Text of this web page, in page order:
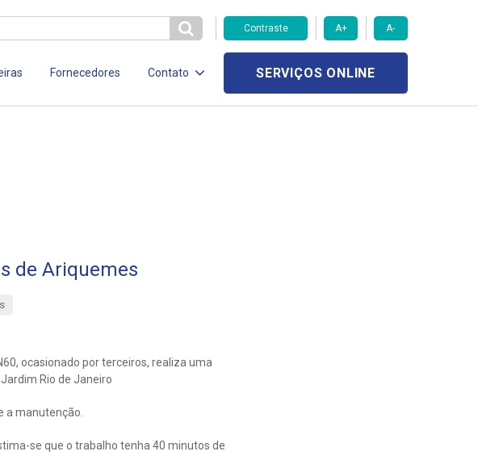
Contraste A+ A-
Fornecedores Contato SERVIÇOS ONLINE
de Ariquemes
ocasionado por terceiros, realiza uma
Jardim Rio de Janeiro
a manutenção.
se que o trabalho tenha 40 minutos de